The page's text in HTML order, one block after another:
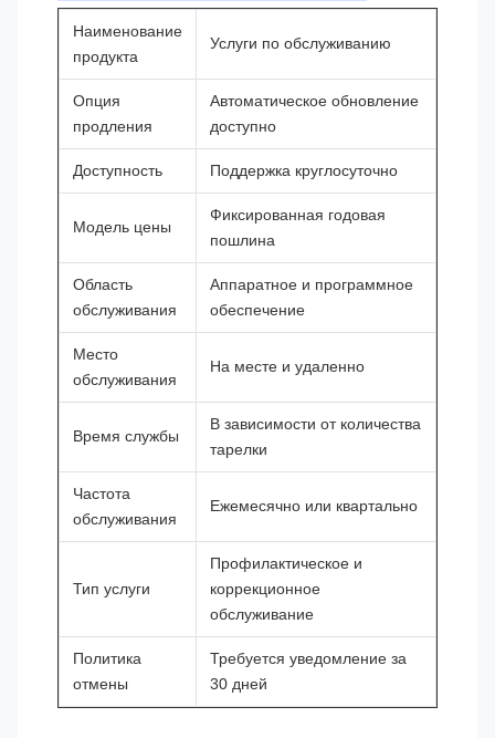
Наименование
продукта
Услуги по обслуживанию
Опция
продления
Автоматическое обновление
доступно
Доступность Поддержка круглосуточно
Модель цены
Фиксированная годовая
пошлина
Область
обслуживания
Аппаратное и программное
обеспечение
Место
обслуживания
На месте и удаленно
Время службы
В зависимости от количества
тарелки
Частота
обслуживания
Ежемесячно или квартально
Тип услуги
Профилактическое и
коррекционное
обслуживание
Политика
отмены
Требуется уведомление за
30 дней